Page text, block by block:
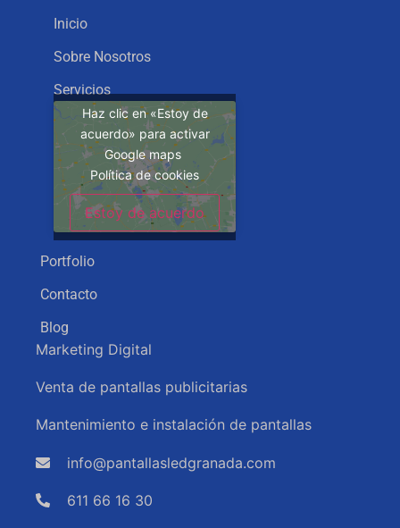
Inicio
Sobre Nosotros
Servicios
Haz clic en «Estoy de
acuerdo» para activar
Google maps
Política de cookies
Estoy de acuerdo
Portfolio
Contacto
Blog
Marketing Digital
Venta de pantallas publicitarias
Mantenimiento e instalación de pantallas
info@pantallasledgranada.com
611 66 16 30